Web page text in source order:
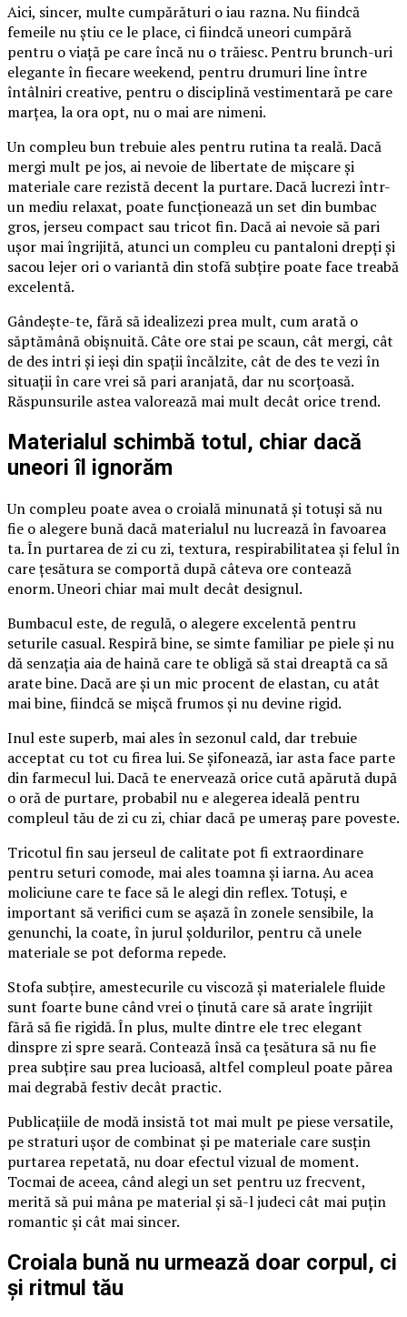
Aici, sincer, multe cumpărături o iau razna. Nu fiindcă
femeile nu știu ce le place, ci fiindcă uneori cumpără
pentru o viață pe care încă nu o trăiesc. Pentru brunch-uri
elegante în fiecare weekend, pentru drumuri line între
întâlniri creative, pentru o disciplină vestimentară pe care
marțea, la ora opt, nu o mai are nimeni.
Un compleu bun trebuie ales pentru rutina ta reală. Dacă
mergi mult pe jos, ai nevoie de libertate de mișcare și
materiale care rezistă decent la purtare. Dacă lucrezi într-
un mediu relaxat, poate funcționează un set din bumbac
gros, jerseu compact sau tricot fin. Dacă ai nevoie să pari
ușor mai îngrijită, atunci un compleu cu pantaloni drepți și
sacou lejer ori o variantă din stofă subțire poate face treabă
excelentă.
Gândește-te, fără să idealizezi prea mult, cum arată o
săptămână obișnuită. Câte ore stai pe scaun, cât mergi, cât
de des intri și ieși din spații încălzite, cât de des te vezi în
situații în care vrei să pari aranjată, dar nu scorțoasă.
Răspunsurile astea valorează mai mult decât orice trend.
Materialul schimbă totul, chiar dacă
uneori îl ignorăm
Un compleu poate avea o croială minunată și totuși să nu
fie o alegere bună dacă materialul nu lucrează în favoarea
ta. În purtarea de zi cu zi, textura, respirabilitatea și felul în
care țesătura se comportă după câteva ore contează
enorm. Uneori chiar mai mult decât designul.
Bumbacul este, de regulă, o alegere excelentă pentru
seturile casual. Respiră bine, se simte familiar pe piele și nu
dă senzația aia de haină care te obligă să stai dreaptă ca să
arate bine. Dacă are și un mic procent de elastan, cu atât
mai bine, fiindcă se mișcă frumos și nu devine rigid.
Inul este superb, mai ales în sezonul cald, dar trebuie
acceptat cu tot cu firea lui. Se șifonează, iar asta face parte
din farmecul lui. Dacă te enervează orice cută apărută după
o oră de purtare, probabil nu e alegerea ideală pentru
compleul tău de zi cu zi, chiar dacă pe umeraș pare poveste.
Tricotul fin sau jerseul de calitate pot fi extraordinare
pentru seturi comode, mai ales toamna și iarna. Au acea
moliciune care te face să le alegi din reflex. Totuși, e
important să verifici cum se așază în zonele sensibile, la
genunchi, la coate, în jurul șoldurilor, pentru că unele
materiale se pot deforma repede.
Stofa subțire, amestecurile cu viscoză și materialele fluide
sunt foarte bune când vrei o ținută care să arate îngrijit
fără să fie rigidă. În plus, multe dintre ele trec elegant
dinspre zi spre seară. Contează însă ca țesătura să nu fie
prea subțire sau prea lucioasă, altfel compleul poate părea
mai degrabă festiv decât practic.
Publicațiile de modă insistă tot mai mult pe piese versatile,
pe straturi ușor de combinat și pe materiale care susțin
purtarea repetată, nu doar efectul vizual de moment.
Tocmai de aceea, când alegi un set pentru uz frecvent,
merită să pui mâna pe material și să-l judeci cât mai puțin
romantic și cât mai sincer.
Croiala bună nu urmează doar corpul, ci
și ritmul tău